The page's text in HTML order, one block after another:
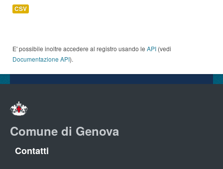
CSV
E' possibile inoltre accedere al registro usando le API (vedi
Documentazione API).
Comune di Genova
Contatti